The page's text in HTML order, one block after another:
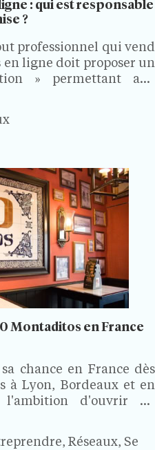
: qui est responsable
?
professionnel qui vend
en ligne doit proposer un
» permettant aux
de franchise, où les…
Montaditos en France
chance en France dès
à Lyon, Bordeaux et en
d'ouvrir 60
espagnole reste…
Réseaux, Se